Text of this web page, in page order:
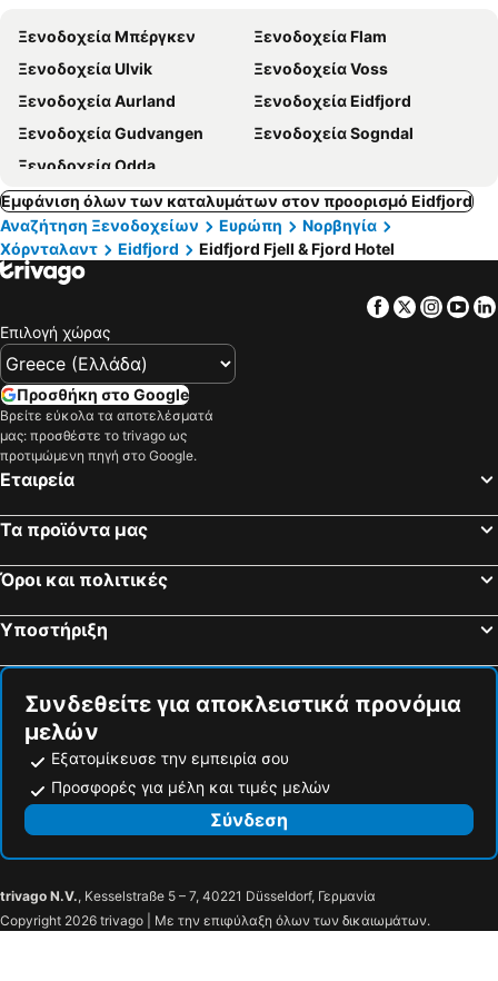
Ξενοδοχεία Μπέργκεν
Ξενοδοχεία Flam
Ξενοδοχεία Ulvik
Ξενοδοχεία Voss
Ξενοδοχεία Aurland
Ξενοδοχεία Eidfjord
Ξενοδοχεία Gudvangen
Ξενοδοχεία Sogndal
Ξενοδοχεία Odda
Εμφάνιση όλων των καταλυμάτων στον προορισμό Eidfjord
Αναζήτηση Ξενοδοχείων
Ευρώπη
Νορβηγία
Χόρνταλαντ
Eidfjord Eidfjord Fjell & Fjord Hotel
Facebook
Twitter
Επιλογή χώρας
Προσθήκη στο Google
Βρείτε εύκολα τα αποτελέσματά
μας: προσθέστε το trivago ως
προτιμώμενη πηγή στο Google.
Εταιρεία
Τα προϊόντα μας
Όροι και πολιτικές
Υποστήριξη
Συνδεθείτε για αποκλειστικά προνόμια
μελών
Εξατομίκευσε την εμπειρία σου
Προσφορές για μέλη και τιμές μελών
Σύνδεση
trivago N.V., Kesselstraße 5 – 7, 40221 Düsseldorf, Γερμανία
Copyright 2026 trivago | Με την επιφύλαξη όλων των δικαιωμάτων.